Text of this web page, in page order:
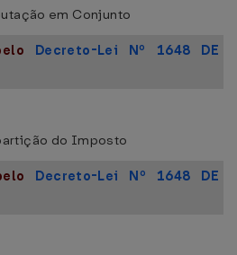
em Conjunto
Decreto-Lei Nº 1648 DE
do Imposto
Decreto-Lei Nº 1648 DE